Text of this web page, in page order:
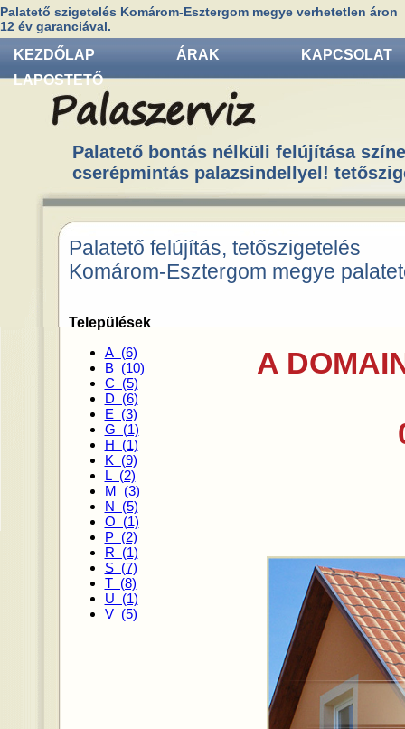
Palatető szigetelés Komárom-Esztergom megye verhetetlen áron
12 év garanciával.
KEZDŐLAP ÁRAK
KAPCSOLAT
LAPOSTETŐ
Palatető bontás nélküli felújítása
cserépmintás palazsindellyel!
Palatető felújítás, tetőszigetelés
Komárom-Esztergom megye
Települések
A (6)
B (10)
C (5)
D (6)
E (3)
G (1)
H (1)
K (9)
L (2)
M (3)
N (5)
O (1)
P (2)
R (1)
S (7)
T (8)
U (1)
V (5)
A